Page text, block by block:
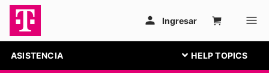
ASISTENCIA